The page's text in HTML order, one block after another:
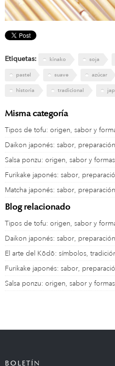
Etiquetas: kinako soja
pastel suave azúcar
historia tradicional
Misma categoría
Tipos de tofu: origen, sabor y
Daikon japonés: sabor,
Salsa ponzu: origen, sabor y
Furikake japonés: sabor,
Matcha japonés: sabor,
Blog relacionado
Tipos de tofu: origen, sabor y
Daikon japonés: sabor,
El arte del Kōdō: símbolos,
Furikake japonés: sabor,
Salsa ponzu: origen, sabor y
BOLETÍN